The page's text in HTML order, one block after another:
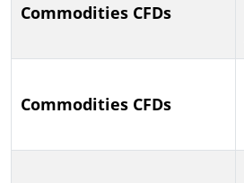
Commodities CFDs
Commodities CFDs